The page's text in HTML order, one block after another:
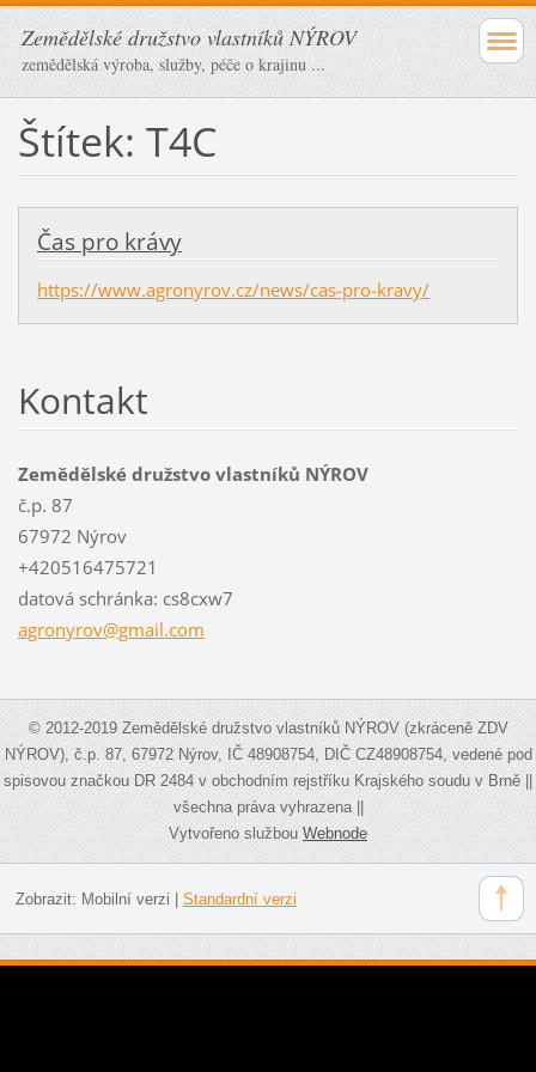
Zemědělské družstvo vlastníků NÝROV
zemědělská výroba, služby, péče o krajinu ...
Štítek: T4C
Čas pro krávy
https://www.agronyrov.cz/news/cas-pro-kravy/
Kontakt
Zemědělské družstvo vlastníků NÝROV
č.p. 87
67972 Nýrov
+420516475721
datová schránka: cs8cxw7
agronyrov@gmail.com
© 2012-2019 Zemědělské družstvo vlastníků NÝROV (zkráceně ZDV
NÝROV), č.p. 87, 67972 Nýrov, IČ 48908754, DIČ CZ48908754, vedené pod
spisovou značkou DR 2484 v obchodním rejstříku Krajského soudu v Brně ||
všechna práva vyhrazena ||
Vytvořeno službouWebnode
Zobrazit: Mobilní verzi Standardní verzi